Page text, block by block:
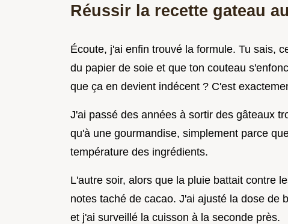
Réussir la recette gateau
Écoute, j'ai enfin trouvé la formule. Tu sais,
du papier de soie et que ton couteau
que ça en devient indécent ? C'est
J'ai passé des années à sortir des gâteaux
qu'à une gourmandise, simplement parce
température des ingrédients.
L'autre soir, alors que la pluie battait contre
notes taché de cacao. J'ai ajusté la dose de
et j'ai surveillé la cuisson à la seconde près.